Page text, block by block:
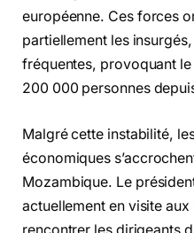
européenne. Ces forces
partiellement les
fréquentes, provoquant
200 000 personnes
Malgré cette instabilité,
économiques
Mozambique. Le
actuellement en visite